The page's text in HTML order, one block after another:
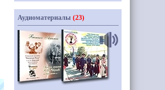
Аудиоматериалы (23)